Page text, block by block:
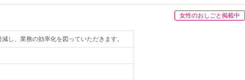
女性のおしごと掲載中
し、業務の効率化を図っていただきます。